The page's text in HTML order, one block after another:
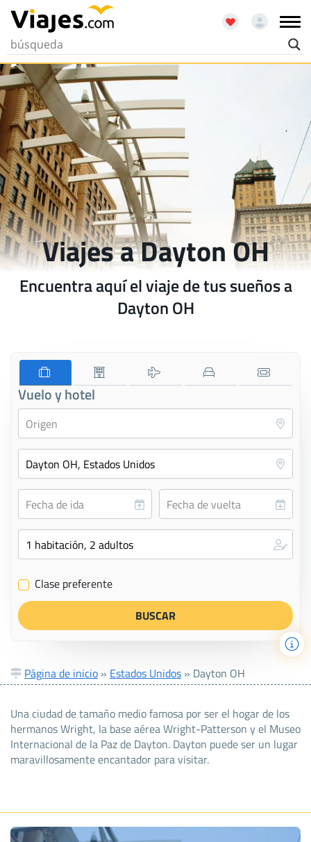
Viajes a Dayton OH
Encuentra aquí el viaje de tus sueños a
Dayton OH
Vuelo y hotel
✔ Clase preferente
Página de inicio » Estados Unidos » Dayton OH
Una ciudad de tamaño medio famosa por ser el hogar de los
hermanos Wright, la base aérea Wright-Patterson y el Museo
Internacional de la Paz de Dayton. Dayton puede ser un lugar
maravillosamente encantador para visitar.